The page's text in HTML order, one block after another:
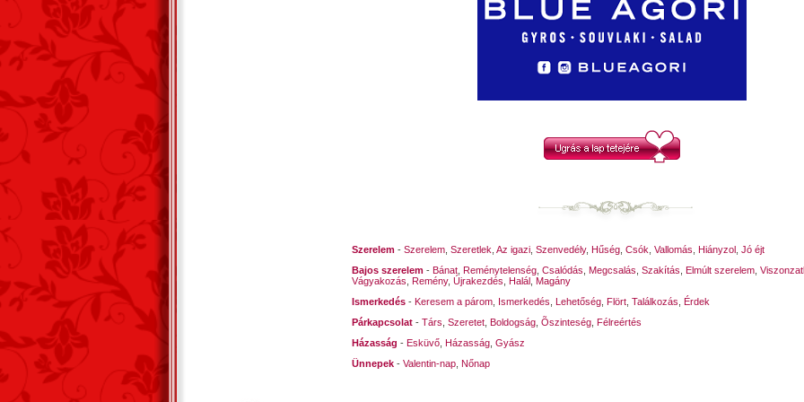
Szerelem - Szerelem Szeretlek Az igazi Szenvedély, Hűség Csók Vallomás Hiányzol Jó éjt
Bajos szerelem - Bánat Reménytelenség Csalódás Megcsalás Szakítás Elmúlt szerelem
Vágyakozás Remény, Újrakezdés Halál Magány
Ismerkedés - Keresem a párom Ismerkedés Lehetőség Flört Találkozás Érdek
Párkapcsolat - Társ Szeretet Boldogság Õszinteség Félreértés
Házasság - Esküvő Házasság Gyász
Ünnepek - Valentin-nap Nőnap